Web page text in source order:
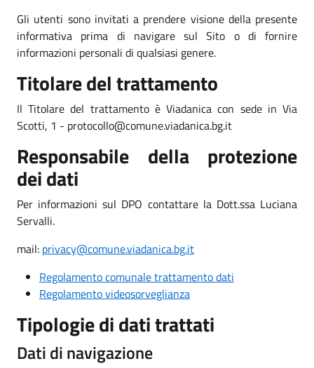
Gli utenti sono invitati a prendere visione della presente
informativa prima di navigare sul Sito o di fornire
informazioni personali di qualsiasi genere.
Titolare del trattamento
Il Titolare del trattamento è Viadanica con sede in Via
Scotti, 1 - protocollo@comune.viadanica.bg.it
Responsabile della protezione
dei dati
Per informazioni sul DPO contattare la Dott.ssa Luciana
Servalli.
mail: privacy@comune.viadanica.bg.it
Regolamento comunale trattamento dati
Regolamento videosorveglianza
Tipologie di dati trattati
Dati di navigazione